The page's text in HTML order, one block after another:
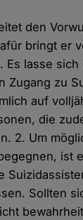
den
bringt er
Es lasse sich
Zugang zu
auf
die
2. Um
ist
Sollten